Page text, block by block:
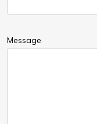
Message